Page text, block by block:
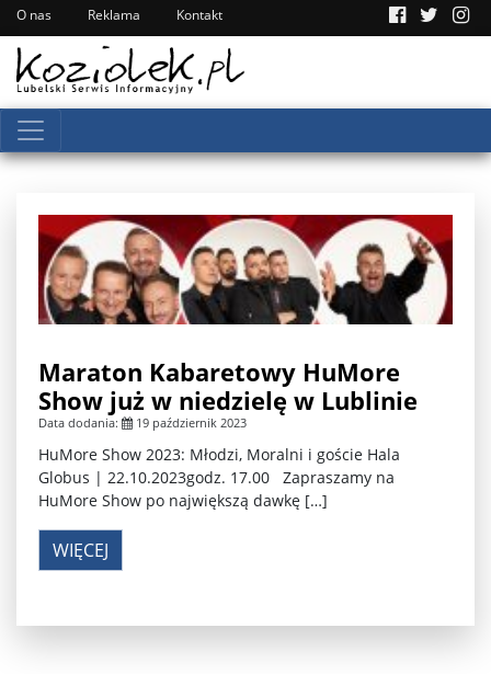
O nas Reklama Kontakt
Maraton Kabaretowy HuMore
Show już w niedzielę w Lublinie
Data dodania: 19 październik 2023
HuMore Show 2023: Młodzi, Moralni i goście Hala
Globus | 22.10.2023godz. 17.00 Zapraszamy na
HuMore Show po największą dawkę […]
WIĘCEJ